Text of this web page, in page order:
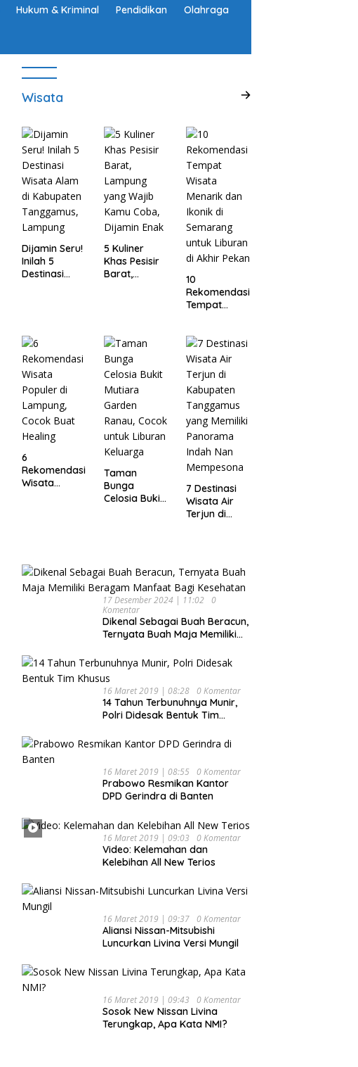
Hukum & Kriminal Pendidikan Olahraga
Wisata
Dijamin Seru!
Inilah 5
Destinasi
5 Kuliner
Khas Pesisir
Barat,
10
Rekomendasi
Tempat
Ikonik di
Semarang
untuk Liburan
di Akhir
Pekan
6
Rekomendasi
Wisata
Taman
Bunga
Celosia Bukit
7 Destinasi
Wisata Air
Terjun di
Indah Nan
Mempesona
17 Desember 2024 | 11:02
0
Komentar
Dikenal Sebagai Buah Beracun,
Ternyata Buah Maja Memiliki
Kesehatan
16 Maret 2019 | 08:28 0 Komentar
14 Tahun Terbunuhnya Munir,
Polri Didesak Bentuk Tim
16 Maret 2019 | 08:55 0 Komentar
Prabowo Resmikan Kantor
DPD Gerindra di Banten
16 Maret 2019 | 09:03 0 Komentar
Video: Kelemahan dan
Kelebihan All New Terios
16 Maret 2019 | 09:37 0 Komentar
Aliansi Nissan-Mitsubishi
Luncurkan Livina Versi Mungil
16 Maret 2019 | 09:43 0 Komentar
Sosok New Nissan Livina
Terungkap, Apa Kata NMI?